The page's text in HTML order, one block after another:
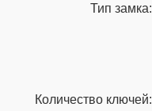
Тип замка:
Количество ключей: